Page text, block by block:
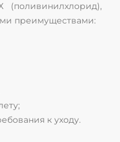
(поливинилхлорид),
преимуществами:
к уходу.